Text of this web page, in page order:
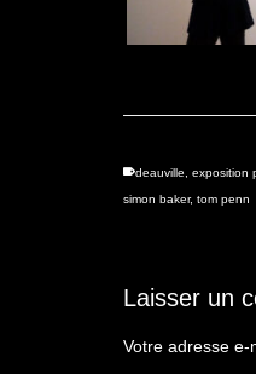
deauville exposition
simon baker, tom penn
Laisser un
Votre adresse e-